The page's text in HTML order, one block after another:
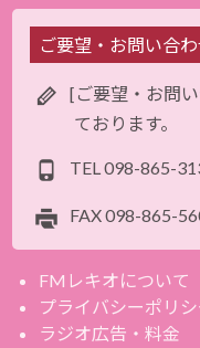
ご要望・お問い合
[ご要望・お問
ております。
TEL098-865-
FAX098-865-
FMレキオについて
プライバシーポリシ
ラジオ広告・料金